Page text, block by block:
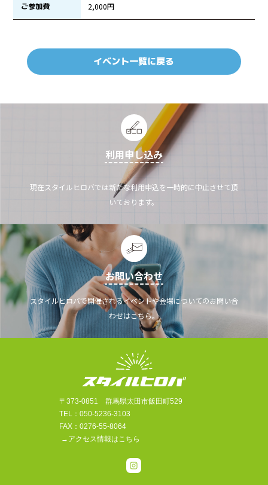
ご参加費 2,000円
イベント一覧に戻る
利用申し込み
現在スタイルヒロバでは新たな利用申込を一時的に中止させて頂
いております。
お問い合わせ
スタイルヒロバで開催されるイベントや会場についてのお問い合
わせはこちら。
〒373-0851 群馬県太田市飯田町529
TEL：050-5236-3103
FAX：0276-55-8064
→アクセス情報はこちら